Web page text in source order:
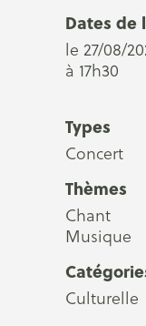
Dates de
le 27/08/
à 17h30
Types
Concert
Thèmes
Chant
Musique
Culturelle